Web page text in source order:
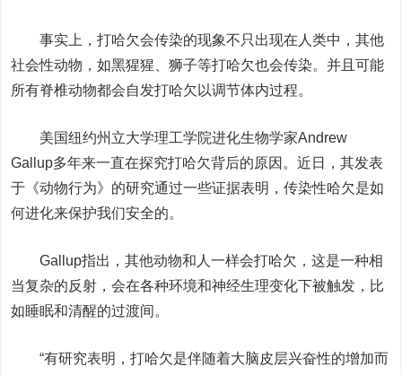
事实上，打哈欠会传染的现象不只出现在人类中，其他
社会性动物，如黑猩猩、狮子等打哈欠也会传染。并且可能
所有脊椎动物都会自发打哈欠以调节体内过程。
美国纽约州立大学理工学院进化生物学家Andrew
Gallup多年来一直在探究打哈欠背后的原因。近日，其发表
于《动物行为》的研究通过一些证据表明，传染性哈欠是如
何进化来保护我们安全的。
Gallup指出，其他动物和人一样会打哈欠，这是一种相
当复杂的反射，会在各种环境和神经生理变化下被触发，比
如睡眠和清醒的过渡间。
“有研究表明，打哈欠是伴随着大脑皮层兴奋性的增加而